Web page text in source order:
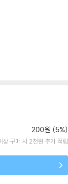
200원 (5%)
상 구매 시 2천원 추가 적립